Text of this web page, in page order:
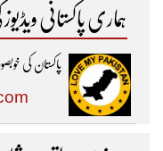
ہماری پاکستانی
پاکستان کی